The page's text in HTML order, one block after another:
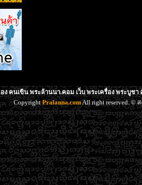
ง คนเขิน พระล้านนา.คอม เว็บ พระเครื่อง พระบูช
CopyrightPralanna.comAll right reserved. ©